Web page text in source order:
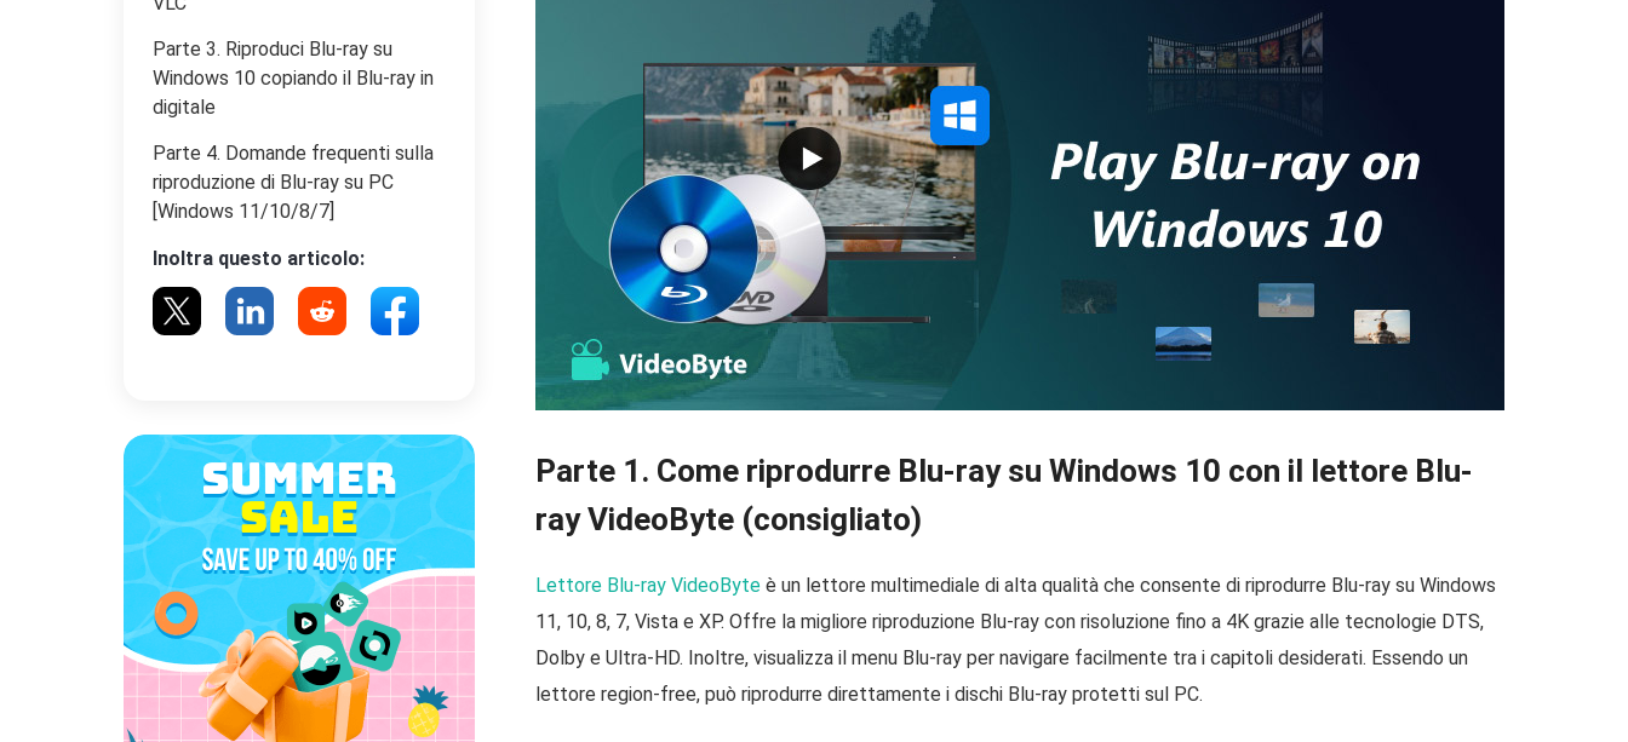
Parte 3. Riproduci Blu-ray su
Windows 10 copiando il Blu-ray in
digitale
Parte 4. Domande frequenti sulla
riproduzione di Blu-ray su PC
[Windows 11/10/8/7]
Inoltra questo articolo:
Parte 1. Come riprodurre Blu-ray su Windows 10 con il lettore Blu-
ray VideoByte (consigliato)
Lettore Blu-ray VideoByte è un lettore multimediale di alta qualità che consente di riprodurre Blu-ray su Windows
11, 10, 8, 7, Vista e XP. Offre la migliore riproduzione Blu-ray con risoluzione fino a 4K grazie alle tecnologie DTS,
Dolby e Ultra-HD. Inoltre, visualizza il menu Blu-ray per navigare facilmente tra i capitoli desiderati. Essendo un
lettore region-free, può riprodurre direttamente i dischi Blu-ray protetti sul PC.